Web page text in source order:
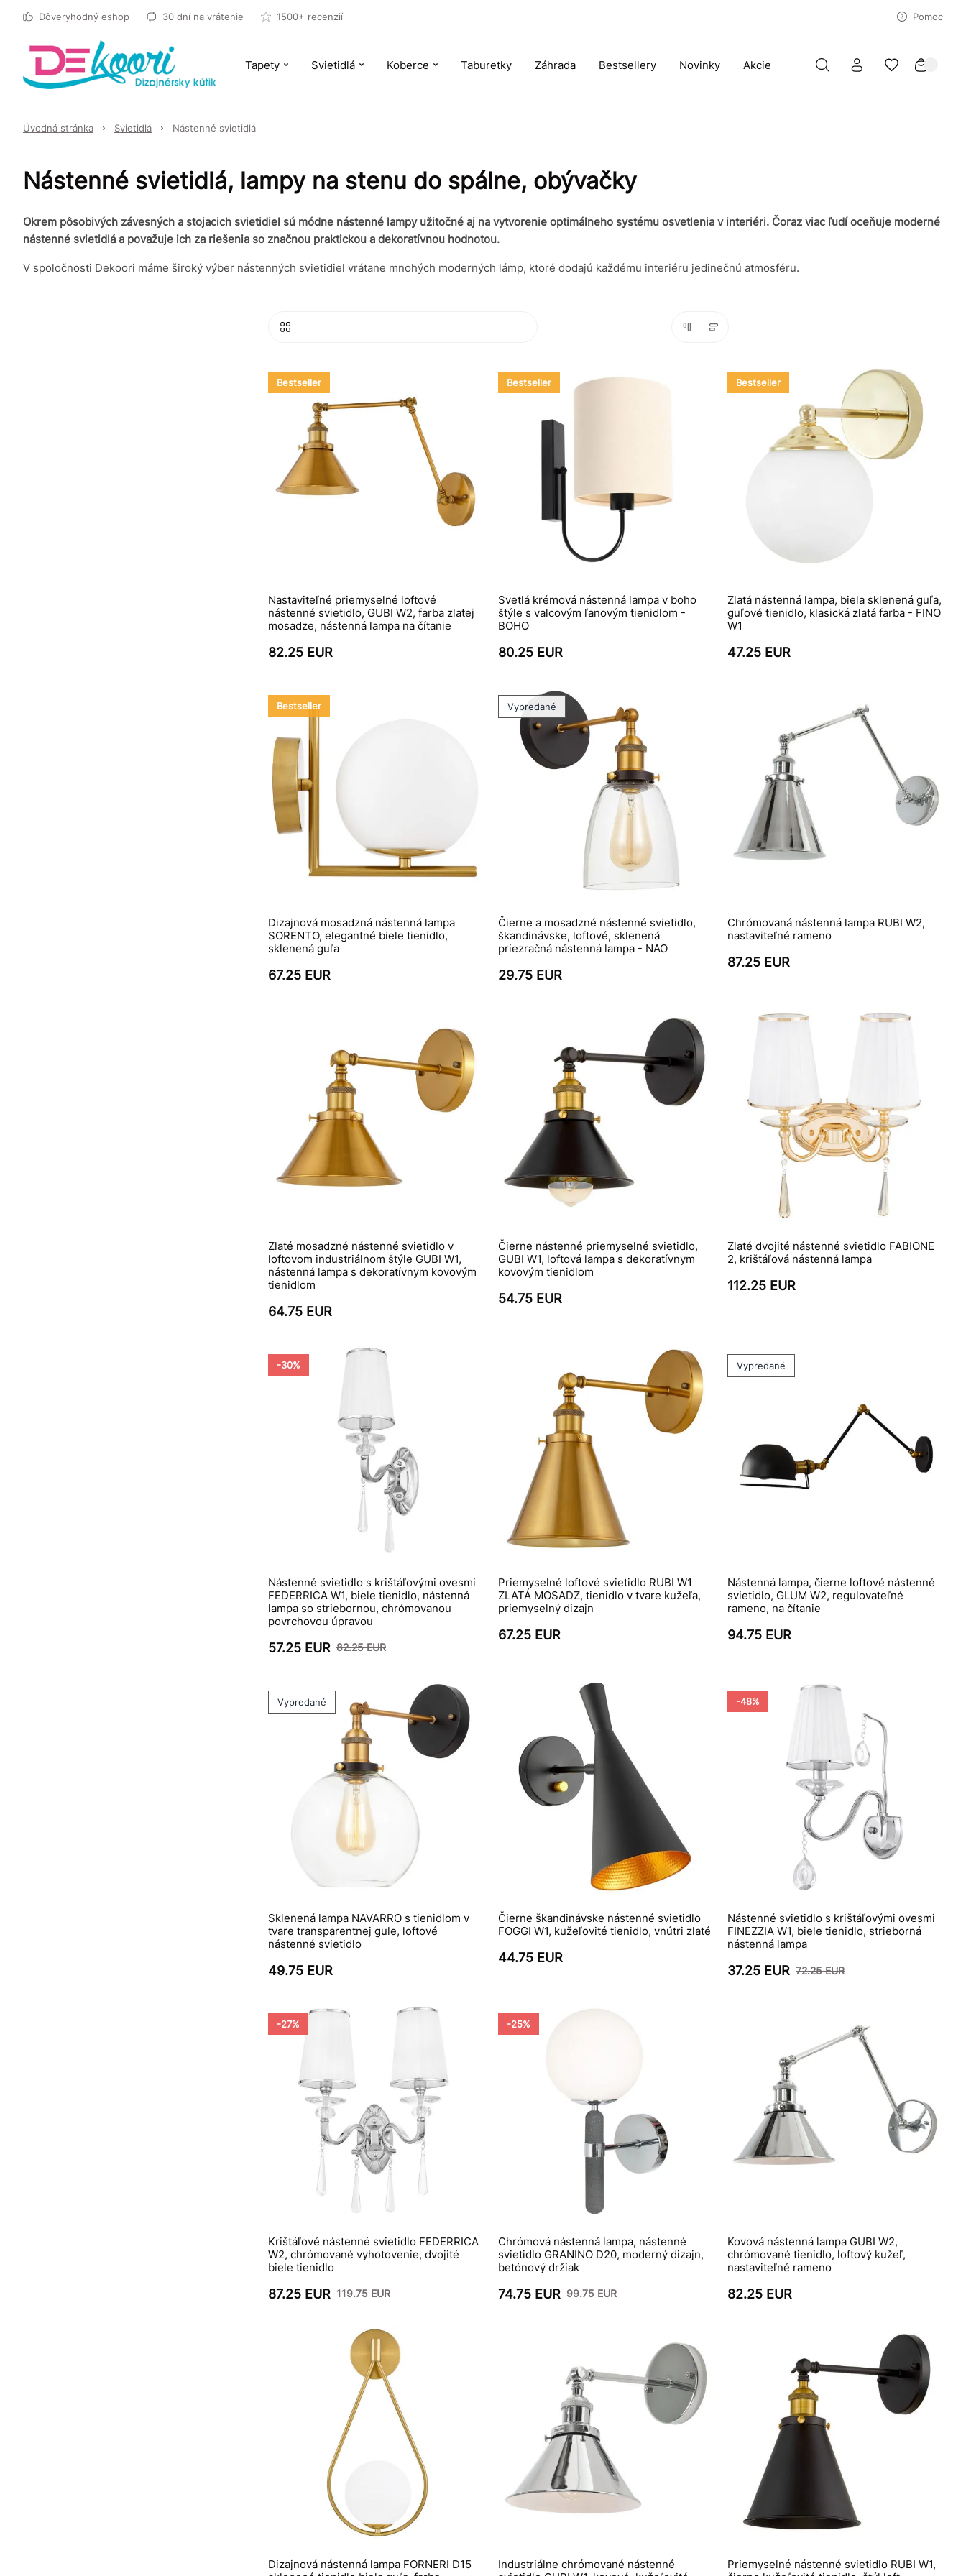
Dôveryhodný eshop 30 dní na vrátenie 1500+ recenzií Pomoc
Tapety Svietidlá Koberce Taburetky Záhrada Bestsellery Novinky Akcie
Úvodná stránka Svietidlá Nástenné svietidlá
Nástenné svietidlá, lampy na stenu do spálne, obývačky
Okrem pôsobivých závesných a stojacich svietidiel sú módne nástenné lampy užitočné aj na vytvorenie optimálneho systému osvetlenia v interiéri. Čoraz viac ľudí oceňuje moderné
nástenné svietidlá a považuje ich za riešenia so značnou praktickou a dekoratívnou hodnotou.
V spoločnosti Dekoori máme široký výber nástenných svietidiel vrátane mnohých moderných lámp, ktoré dodajú každému interiéru jedinečnú atmosféru.
Bestseller
Nastaviteľné priemyselné loftové
nástenné svietidlo, GUBI W2, farba zlatej
mosadze, nástenná lampa na čítanie
82.25 EUR
Bestseller
Svetlá krémová nástenná lampa v boho
štýle s valcovým ľanovým tienidlom -
BOHO
80.25 EUR
Bestseller
Zlatá nástenná lampa, biela sklenená guľa,
guľové tienidlo, klasická zlatá farba - FINO
W1
47.25 EUR
Bestseller
Dizajnová mosadzná nástenná lampa
SORENTO, elegantné biele tienidlo,
sklenená guľa
67.25 EUR
Vypredané
Čierne a mosadzné nástenné svietidlo,
škandinávske, loftové, sklenená
priezračná nástenná lampa - NAO
29.75 EUR
Chrómovaná nástenná lampa RUBI W2,
nastaviteľné rameno
87.25 EUR
Zlaté mosadzné nástenné svietidlo v
loftovom industriálnom štýle GUBI W1,
nástenná lampa s dekoratívnym kovovým
tienidlom
64.75 EUR
Čierne nástenné priemyselné svietidlo,
GUBI W1, loftová lampa s dekoratívnym
kovovým tienidlom
54.75 EUR
Zlaté dvojité nástenné svietidlo FABIONE
2, krištáľová nástenná lampa
112.25 EUR
-30%
Nástenné svietidlo s krištáľovými ovesmi
FEDERRICA W1, biele tienidlo, nástenná
lampa so striebornou, chrómovanou
povrchovou úpravou
57.25 EUR 82.25 EUR
Priemyselné loftové svietidlo RUBI W1
ZLATÁ MOSADZ, tienidlo v tvare kužeľa,
priemyselný dizajn
67.25 EUR
Vypredané
Nástenná lampa, čierne loftové nástenné
svietidlo, GLUM W2, regulovateľné
rameno, na čítanie
94.75 EUR
Vypredané
Sklenená lampa NAVARRO s tienidlom v
tvare transparentnej gule, loftové
nástenné svietidlo
49.75 EUR
Čierne škandinávske nástenné svietidlo
FOGGI W1, kužeľovité tienidlo, vnútri zlaté
44.75 EUR
-48%
Nástenné svietidlo s krištáľovými ovesmi
FINEZZIA W1, biele tienidlo, strieborná
nástenná lampa
37.25 EUR 72.25 EUR
-27%
Krištáľové nástenné svietidlo FEDERRICA
W2, chrómované vyhotovenie, dvojité
biele tienidlo
87.25 EUR 119.75 EUR
-25%
Chrómová nástenná lampa, nástenné
svietidlo GRANINO D20, moderný dizajn,
betónový držiak
74.75 EUR 99.75 EUR
Kovová nástenná lampa GUBI W2,
chrómované tienidlo, loftový kužeľ,
nastaviteľné rameno
82.25 EUR
Dizajnová nástenná lampa FORNERI D15
Industriálne chrómované nástenné
Priemyselné nástenné svietidlo RUBI W1,